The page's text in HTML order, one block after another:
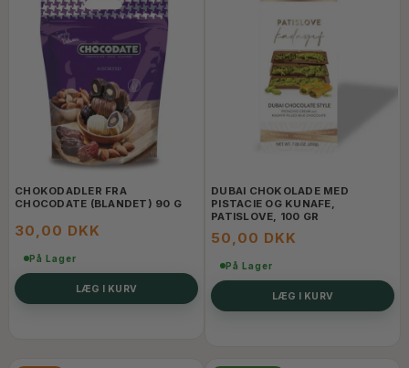
CHOKODADLER FRA
CHOCODATE (BLANDET) 90 G
30,00 DKK
På Lager
LÆG I KURV
DUBAI CHOKOLADE MED
PISTACIE OG KUNAFE,
PATISLOVE, 100 GR
50,00 DKK
På Lager
LÆG I KURV